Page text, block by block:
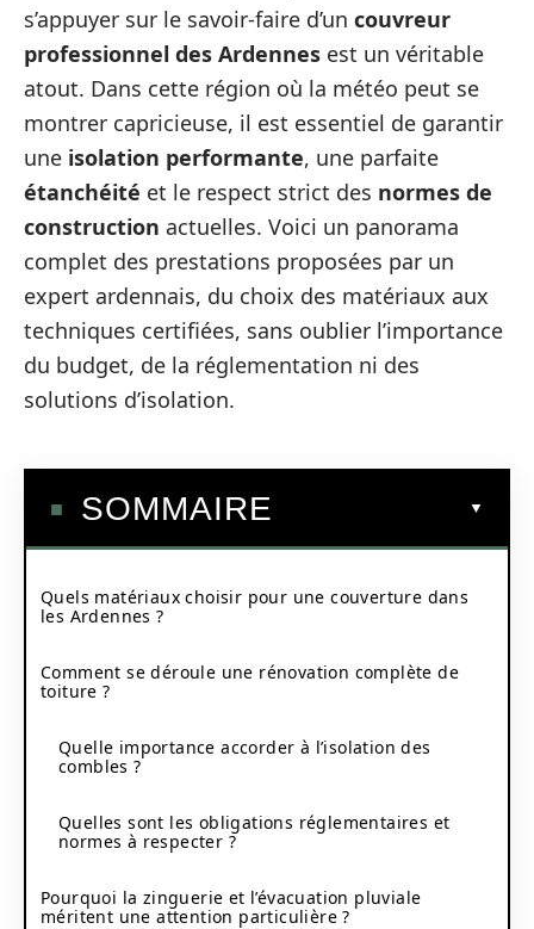
s’appuyer sur le savoir-faire d’un couvreur
professionnel des Ardennes est un véritable
atout. Dans cette région où la météo peut se
montrer capricieuse, il est essentiel de garantir
une isolation performante, une parfaite
étanchéité et le respect strict des normes de
construction actuelles. Voici un panorama
complet des prestations proposées par un
expert ardennais, du choix des matériaux aux
techniques certifiées, sans oublier l’importance
du budget, de la réglementation ni des
solutions d’isolation.
SOMMAIRE
Quels matériaux choisir pour une couverture dans
les Ardennes ?
Comment se déroule une rénovation complète de
toiture ?
Quelle importance accorder à l’isolation des
combles ?
Quelles sont les obligations réglementaires et
normes à respecter ?
Pourquoi la zinguerie et l’évacuation pluviale
méritent une attention particulière ?